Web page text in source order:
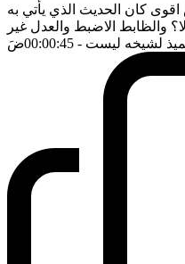
كان الحديث الذي يأتي به
والظابط الاضبط والعدل غير
لشيخه ليست - 00:00:45 ضَ